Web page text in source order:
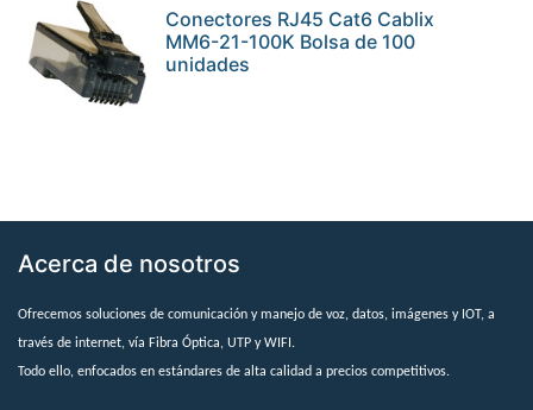
Conectores RJ45 Cat6 Cablix
MM6-21-100K Bolsa de 100
unidades
Acerca de nosotros
Ofrecemos soluciones de comunicación y manejo de voz, datos, imágenes y IOT, a
través de internet, vía Fibra Óptica, UTP y WIFI.
Todo ello, enfocados en estándares de alta calidad a precios competitivos.